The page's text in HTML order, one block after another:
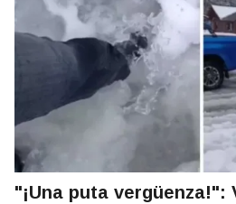
"¡Una puta vergüenza!":